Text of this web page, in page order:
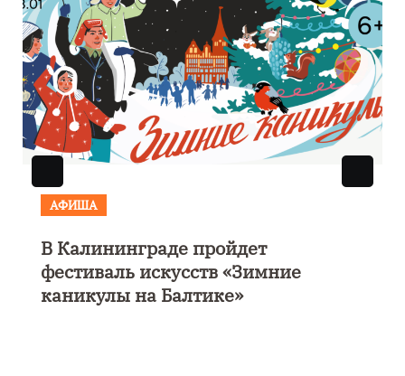
АФИША
В Калининграде пройдет
фестиваль искусств «Зимние
каникулы на Балтике»